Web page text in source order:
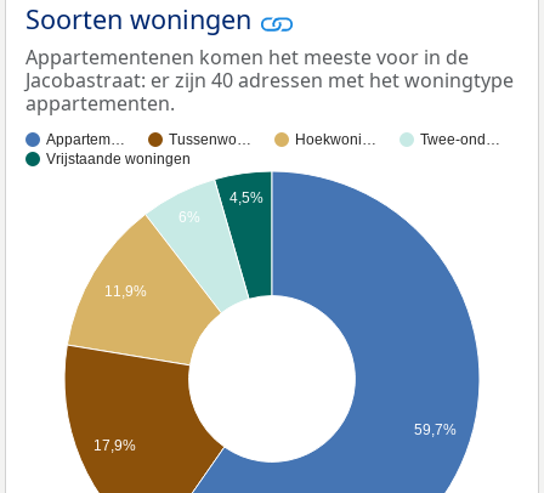
Soorten woningen
Appartementenen komen het meeste voor in de
Jacobastraat: er zijn 40 adressen met het woningtype
appartementen.
Appartem… Tussenwo… Hoekwoni…
Twee-ond…
Vrijstaande woningen
4,5%
6%
11,9%
17,9%
59,7%